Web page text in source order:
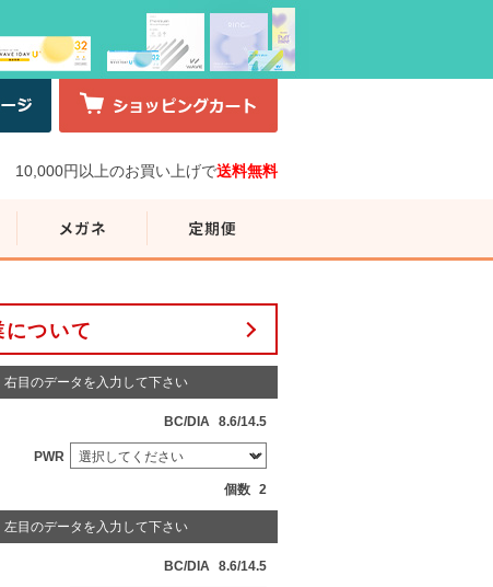
10,000円以上のお買い上げで送料無料
ついて
右目のデータを入力して下さい
BC/DIA 8.6/14.5
PWR
個数 2
左目のデータを入力して下さい
BC/DIA 8.6/14.5